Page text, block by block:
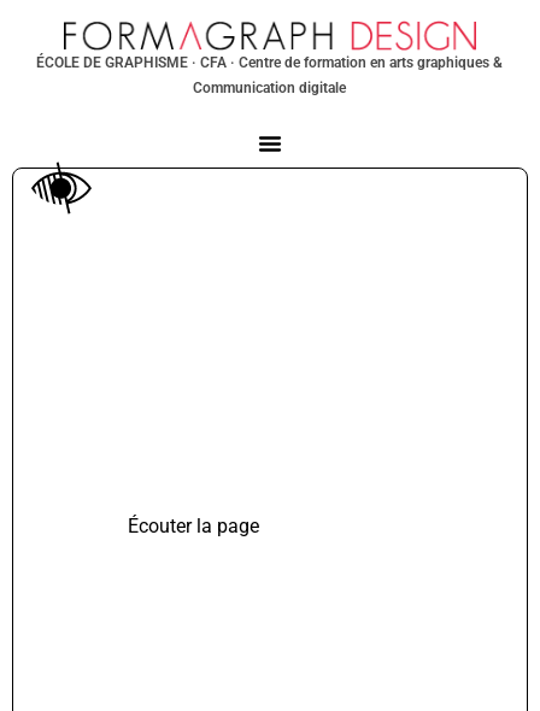
ÉCOLE DE GRAPHISME · CFA · Centre de formation en arts graphiques &
Communication digitale
Écouter la page